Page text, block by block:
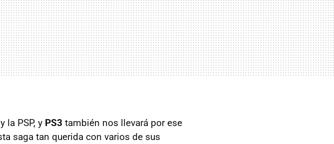
la PSP, y PS3 también nos llevará por ese
saga tan querida con varios de sus